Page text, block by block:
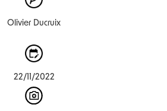
Olivier Ducruix
22/11/2022